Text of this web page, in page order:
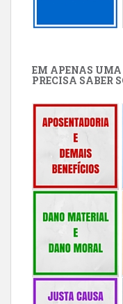
EM APENAS UMA
PRECISA SABER